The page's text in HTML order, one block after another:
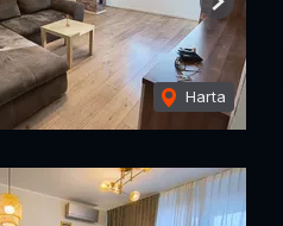
Harta
Next